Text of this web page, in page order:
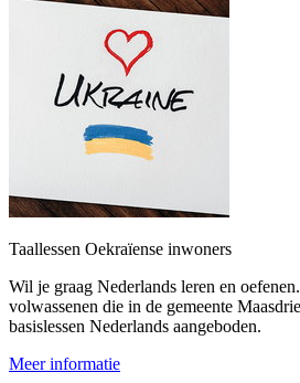
Taallessen Oekraïense inwoners
Wil je graag Nederlands leren en
volwassenen die in de gemeente
basislessen Nederlands aangeboden.
Meer informatie